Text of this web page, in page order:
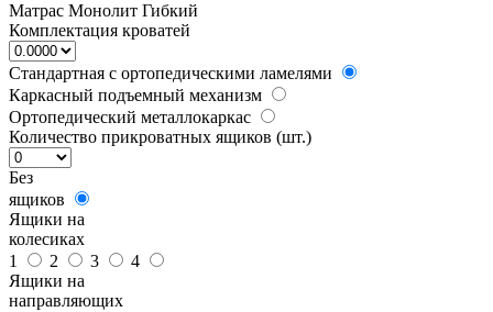
Матрас Монолит Гибкий
Комплектация кроватей
Стандартная с ортопедическими ламелями
Каркасный подъемный механизм
Ортопедический металлокаркас
Количество прикроватных ящиков (шт.)
Без
ящиков
Ящики на
колесиках
1
2 3
4
Ящики на
направляющих